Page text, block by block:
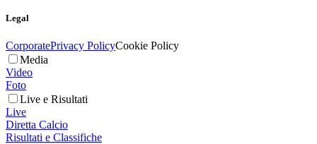
Legal
CorporatePrivacy PolicyCookie Policy
Media
Video
Foto
Live e Risultati
Live
Diretta Calcio
Risultati e Classifiche